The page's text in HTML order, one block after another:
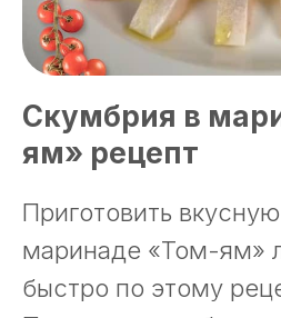
Скумбрия в
ям» рецепт
Приготовить
маринаде «Том-ям»
быстро по этому